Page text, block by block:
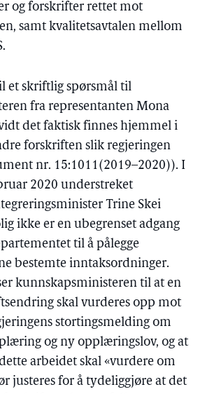
og forskrifter rettet mot
samt kvalitetsavtalen mellom
et skriftlig spørsmål til
fra representanten Mona
det faktisk finnes hjemmel i
forskriften slik regjeringen
nr. 15:1011(2019–2020)). I
2020 understreket
Trine Skei
ikke er en ubegrenset adgang
til å pålegge
bestemte inntaksordninger.
kunnskapsministeren til at en
skal vurderes opp mot
stortingsmelding om
og ny opplæringslov, og at
arbeidet skal «vurdere om
justeres for å tydeliggjøre at det